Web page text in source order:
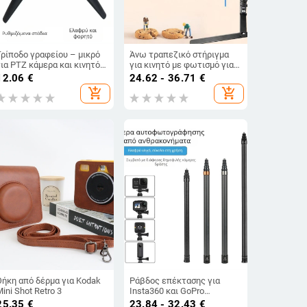
γραφείου – μικρό
PTZ κάμερα και κινητό,
pan-tilt, υλικά: ABS
αλουμινίου κράμα, φόρτιση
2 kg, βάρος 65 g,
€
add_shopping_cart
Άνω τραπεζικό στήριγμα
για κινητό με φωτισμό για
ζωντανή μετάδοση —
μεταλλική κατασκευή,
φόρτωση 2–5 kg, ύψος 44
cm, διάμετρος σωλήνα 22
24.62 - 36.71 €
add_shopping_cart
από δέρμα για Kodak
Shot Retro 3
€
Ράβδος επέκτασης για
Insta360 και GoPro
πανοραμικές κάμερες
23.84 - 32.43 €